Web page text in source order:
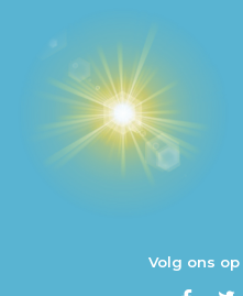
Volg ons